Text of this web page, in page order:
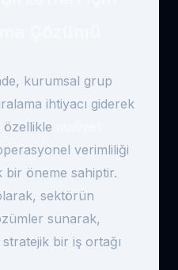
kurumsal grup
ihtiyacı giderek
özellikle
verimliliği
bir öneme sahiptir.
sektörün
sunarak,
stratejik bir iş ortağı